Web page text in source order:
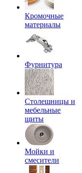
Кромочные
материалы
Фурнитура
Столешницы и
мебельные
щиты
Мойки и
смесители